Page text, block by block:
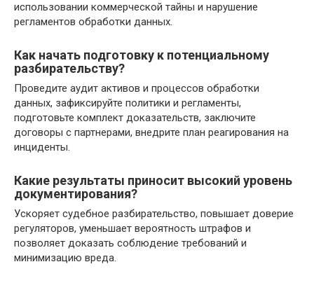
использовании коммерческой тайны и нарушение
регламентов обработки данных.
Как начать подготовку к потенциальному
разбирательству?
Проведите аудит активов и процессов обработки
данных, зафиксируйте политики и регламенты,
подготовьте комплект доказательств, заключите
договоры с партнерами, внедрите план реагирования на
инциденты.
Какие результаты приносит высокий уровень
документирования?
Ускоряет судебное разбирательство, повышает доверие
регуляторов, уменьшает вероятность штрафов и
позволяет доказать соблюдение требований и
минимизацию вреда.